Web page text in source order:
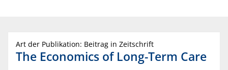
Art der Publikation: Beitrag in Zeitschrift
The Economics of Long-Term Care